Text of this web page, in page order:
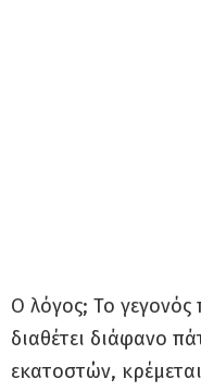
Ο λόγος; Το
διαθέτει διάφανο
εκατοστών,